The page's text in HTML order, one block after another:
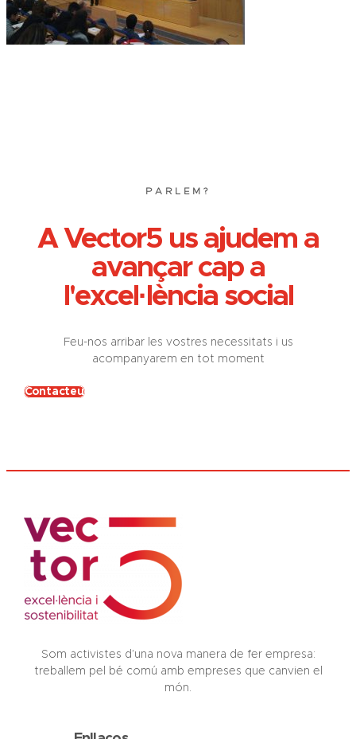
PARLEM?
A Vector5 us ajudem a
avançar cap a
l'excel·lència social
Feu-nos arribar les vostres necessitats i us
acompanyarem en tot moment
Contacteu
Som activistes d’una nova manera de fer empresa:
treballem pel bé comú amb empreses que canvien el
món.